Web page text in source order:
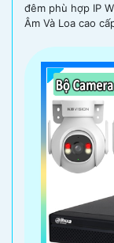
đêm phù hợp IP
Âm Và Loa cao